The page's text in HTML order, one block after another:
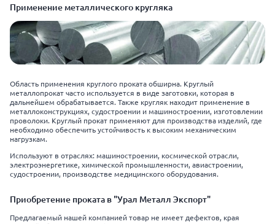
Применение металлического кругляка
Область применения круглого проката обширна. Круглый
металлопрокат часто используется в виде заготовки, которая в
дальнейшем обрабатывается. Также кругляк находит применение в
металлоконструкциях, судостроении и машиностроении, изготовлении
проволоки. Круглый прокат применяют для производства изделий, где
необходимо обеспечить устойчивость к высоким механическим
нагрузкам.
Используют в отраслях: машиностроении, космической отрасли,
электроэнергетике, химической промышленности, авиастроении,
судостроении, производстве медицинского оборудования.
Приобретение проката в "Урал Металл Экспорт"
Предлагаемый нашей компанией товар не имеет дефектов, края